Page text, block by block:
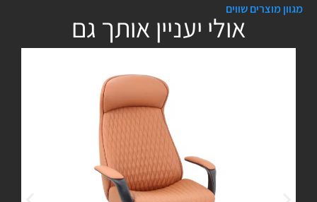
מגוון מוצרים שווים
אולי יעניין אותך גם